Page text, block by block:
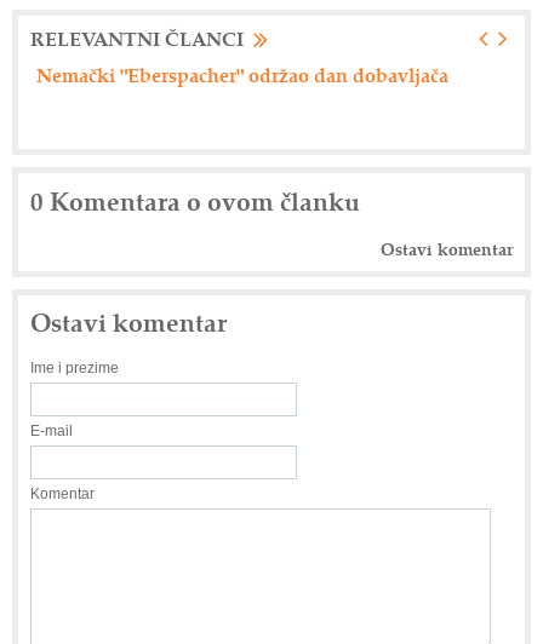
RELEVANTNI ČLANCI
Nemački "Eberspacher" održao dan dobavljača
0 Komentara o ovom članku
Ostavi komentar
Ostavi komentar
Ime i prezime
E-mail
Komentar